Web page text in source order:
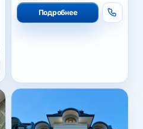
Подробнее